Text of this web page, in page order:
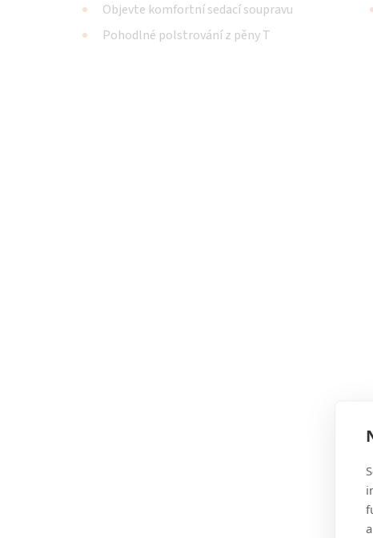
Objevte komfortní sedací soupravu
Pohodlné polstrování z pěny T